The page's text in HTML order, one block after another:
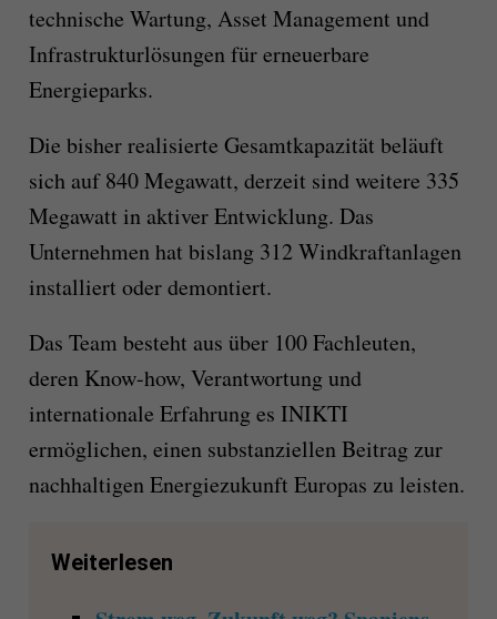
technische Wartung, Asset Management und
Infrastrukturlösungen für erneuerbare
Energieparks.
Die bisher realisierte Gesamtkapazität beläuft
sich auf 840 Megawatt, derzeit sind weitere 335
Megawatt in aktiver Entwicklung. Das
Unternehmen hat bislang 312 Windkraftanlagen
installiert oder demontiert.
Das Team besteht aus über 100 Fachleuten,
deren Know-how, Verantwortung und
internationale Erfahrung es INIKTI
ermöglichen, einen substanziellen Beitrag zur
nachhaltigen Energiezukunft Europas zu leisten.
Weiterlesen